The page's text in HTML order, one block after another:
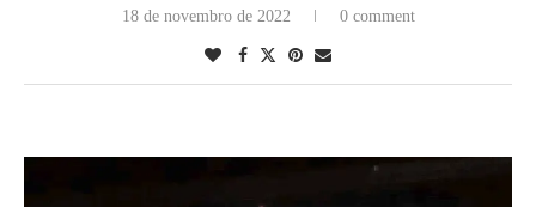
18 de novembro de 2022 0 comment